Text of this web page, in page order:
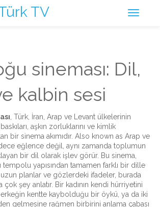
TV
sineması: Dil,
kalbin sesi
Türk, İran, Arap ve Levant ülkelerinin
aşkın zorluklarını ve kimlik
bir sinema akımıdır. Also known as Arap ve
eğlence değil, aynı zamanda toplumun
bir dil olarak işlev görür. Bu sinema,
tempolu yapısından tamamen farklı bir dille
uzun planlar ve gözlerdeki ifadeler, burada
şey anlatır. Bir kadının kendi hürriyetini
erkeğin kentte kaybolduğu bir öykü, ya da iki
gelmesine rağmen birbirini anlama çabası